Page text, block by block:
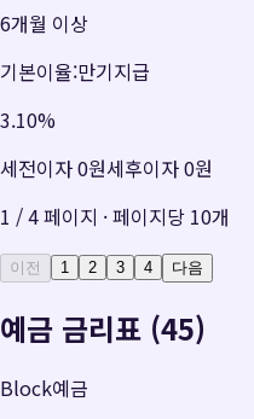
6개월 이상
기본이율:만기지급
3.10%
세전이자0원세후이자0원
1 /4페이지 · 페이지당 10개
이전 1 2 3 4 다음
예금 금리표 (45)
Block예금